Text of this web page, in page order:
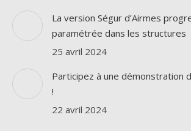
fenêtrefenêtre
La version Ségur d’Airmes
paramétrée dans les structures
25 avril 2024
Participez à une démonstration
!
22 avril 2024